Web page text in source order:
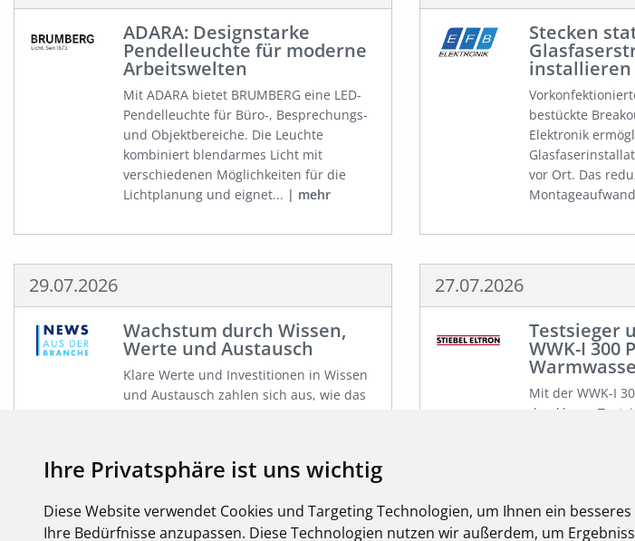
Ihre Privatsphäre ist uns wichtig
Diese Website verwendet Cookies und Targeting Technologien, um Ihnen ein
Ihre Bedürfnisse anzupassen. Diese Technologien nutzen wir außerdem, um
ADARA: Designstarke
Pendelleuchte für moderne
Arbeitswelten
Mit ADARA bietet BRUMBERG eine LED-
Pendelleuchte für Büro-, Besprechungs-
und Objektbereiche. Die Leuchte
kombiniert blendarmes Licht mit
verschiedenen Möglichkeiten für die
Lichtplanung und eignet...
mehr
Stecken
installieren
bestückte
Elektronik
vor Ort. Das
29.07.2026
Wachstum durch Wissen,
Werte und Austausch
Klare Werte und Investitionen in Wissen
und Austausch zahlen sich aus, wie das
der...
mehr
27.07.2026
Testsieger
WWK-I 300
Mit der WWK-I
den klaren